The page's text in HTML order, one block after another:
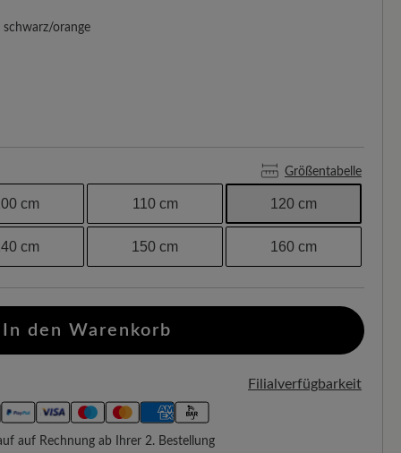
schwarz/orange
Größentabelle
cm 110 cm 120 cm
cm 150 cm 160 cm
In den Warenkorb
Filialverfügbarkeit
auf Rechnung ab Ihrer 2. Bestellung